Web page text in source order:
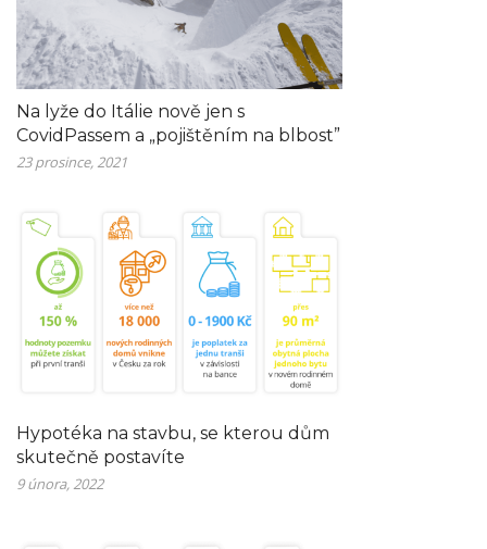
Na lyže do Itálie nově jen s
CovidPassem a „pojištěním na blbost”
23 prosince, 2021
Hypotéka na stavbu, se kterou dům
skutečně postavíte
9 února, 2022